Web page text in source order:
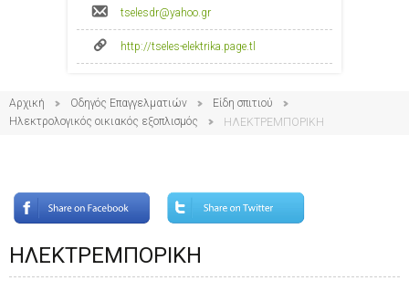
tselesdr@yahoo.gr
http://tseles-elektrika.page.tl
Αρχική Οδηγός Επαγγελματιών
Είδη σπιτιού
Ηλεκτρολογικός οικιακός εξοπλισμός
ΗΛΕΚΤΡΕΜΠΟΡΙΚΗ
ΗΛΕΚΤΡΕΜΠΟΡΙΚΗ